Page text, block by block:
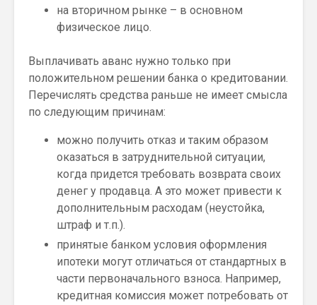
на вторичном рынке – в основном
физическое лицо.
Выплачивать аванс нужно только при
положительном решении банка о кредитовании.
Перечислять средства раньше не имеет смысла
по следующим причинам:
можно получить отказ и таким образом
оказаться в затруднительной ситуации,
когда придется требовать возврата своих
денег у продавца. А это может привести к
дополнительным расходам (неустойка,
штраф и т.п.).
принятые банком условия оформления
ипотеки могут отличаться от стандартных в
части первоначального взноса. Например,
кредитная комиссия может потребовать от